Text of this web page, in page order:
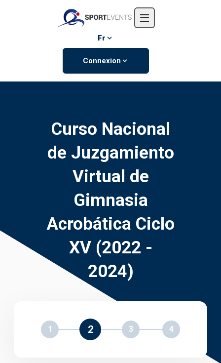
L'entreprise
Événements
Fr
Connexion
Curso Nacional
de Juzgamiento
Virtual de
Gimnasia
Acrobática Ciclo
XV (2022 -
2024)
1 2 3 4